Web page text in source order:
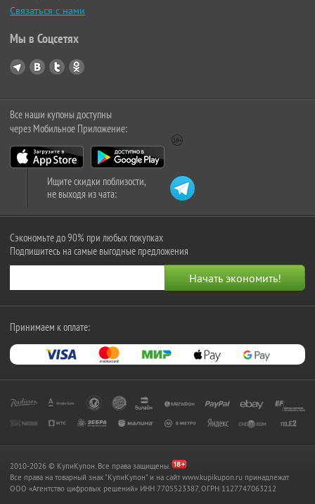
Связаться с нами
Мы в Соцсетях
Все наши купоны доступны
через Мобильное Приложение:
Ищите скидки поблизости,
не выходя из чата:
Сэкономьте до 90% при любых покупках
Подпишитесь на самые выгодные предложения
Принимаем к оплате:
2010-2026 © КупиКупон. Все права защищены.
Все права на товарный знак "КупиКупон" и на сайт www.kupikupon.ru принадлежат
OOO «Агентство цифровых решений» ИНН 7705523387, ОГРН 1127747063212